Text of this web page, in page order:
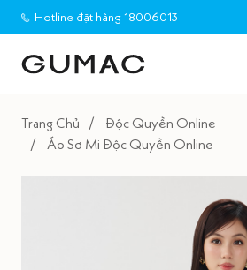
Hotline đặt hàng 18006013
Trang Chủ
Độc Quyền Online
Áo Sơ Mi Độc Quyền Online